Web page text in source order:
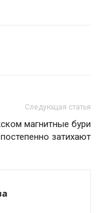
Следующая статья
магнитные бури
постепенно затихают